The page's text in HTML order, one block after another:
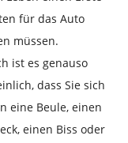
für das Auto
müssen.
ist es genauso
dass Sie sich
eine Beule, einen
einen Biss oder